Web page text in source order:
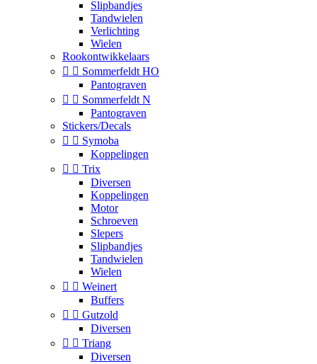
Slipbandjes
Tandwielen
Verlichting
Wielen
Rookontwikkelaars
  Sommerfeldt HO
Pantograven
  Sommerfeldt N
Pantograven
Stickers/Decals
  Symoba
Koppelingen
  Trix
Diversen
Koppelingen
Motor
Schroeven
Slepers
Slipbandjes
Tandwielen
Wielen
  Weinert
Buffers
  Gutzold
Diversen
  Triang
Diversen